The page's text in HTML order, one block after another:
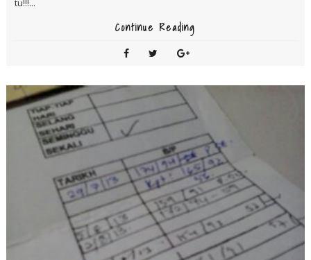
tu!!!...
Continue Reading